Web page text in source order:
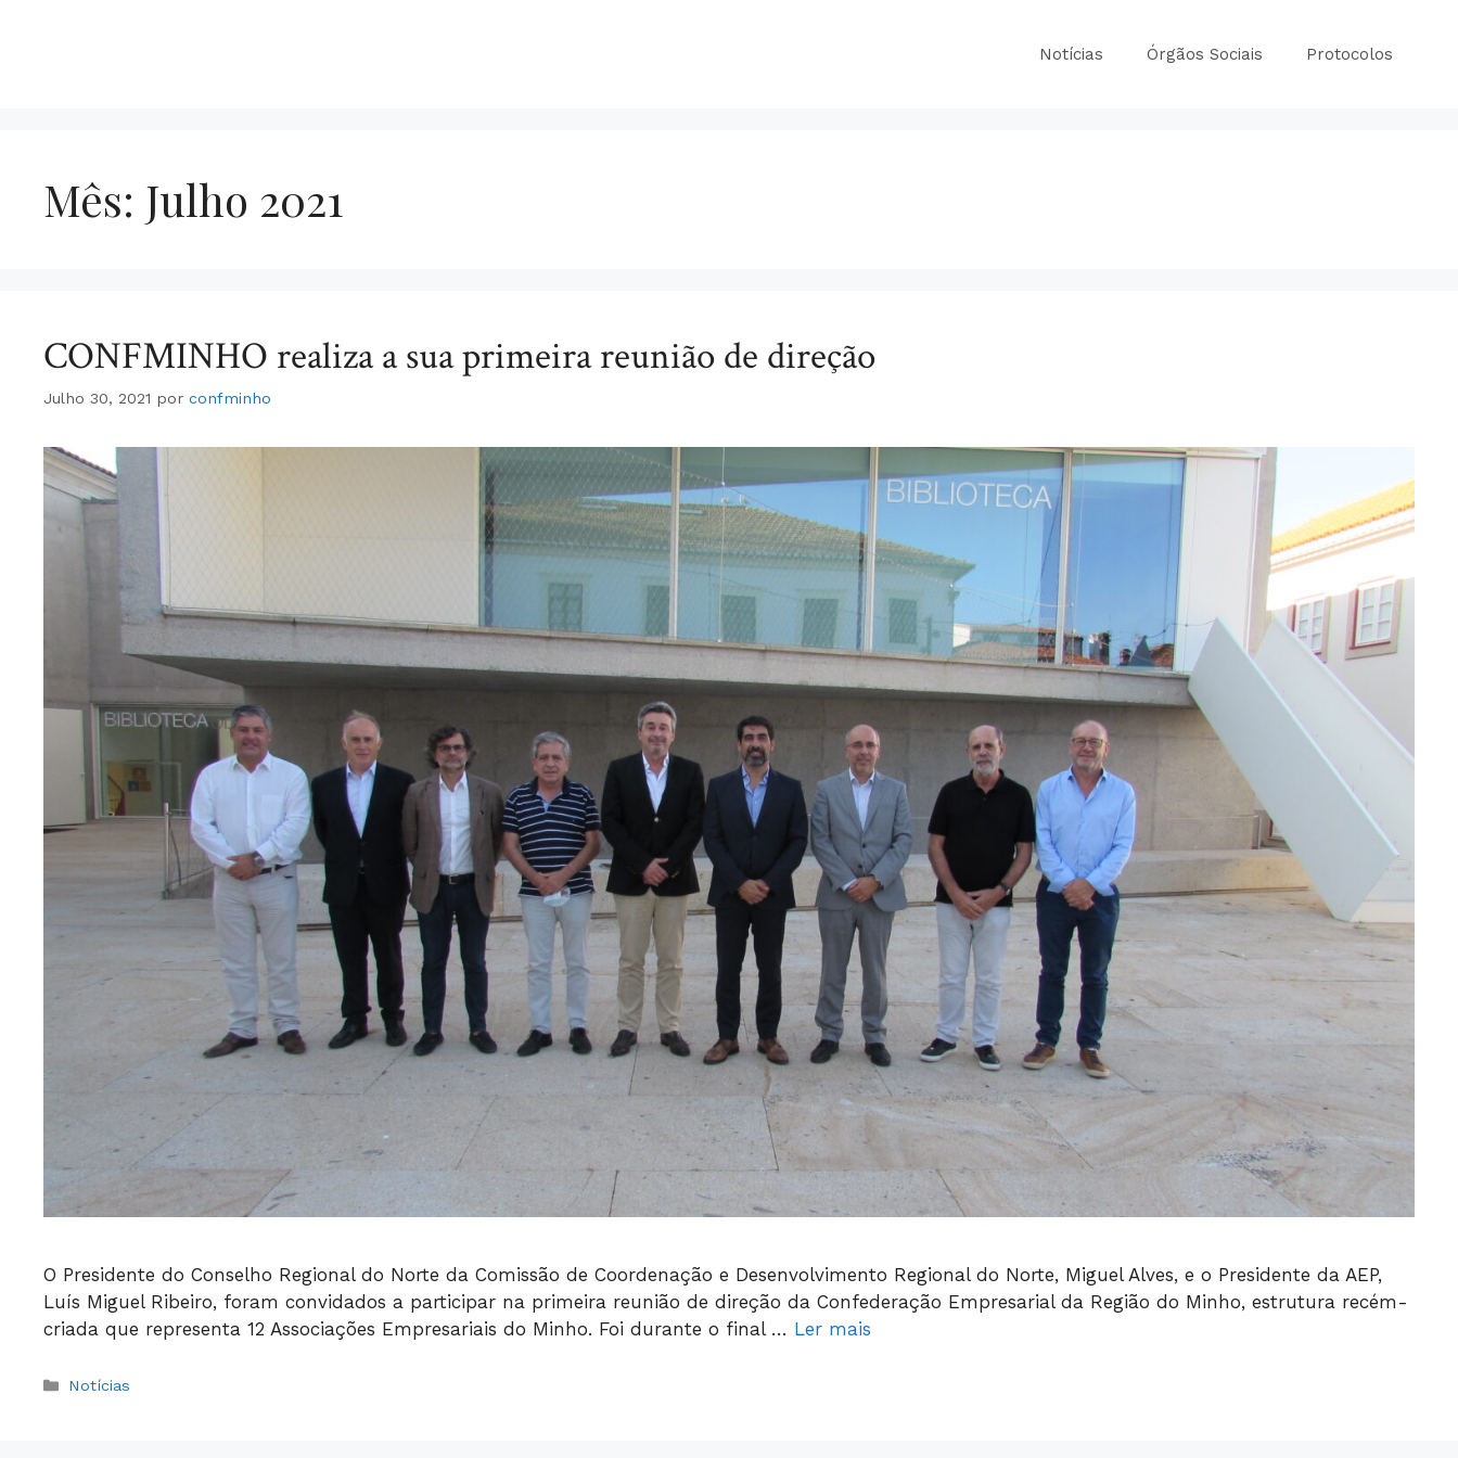
Notícias Órgãos Sociais Protocolos
Mês: Julho 2021
CONFMINHO realiza a sua primeira reunião de direção
Julho 30, 2021 por confminho
O Presidente do Conselho Regional do Norte da Comissão de Coordenação e Desenvolvimento Regional do Norte, Miguel Alves, e o Presidente da AEP,
Luís Miguel Ribeiro, foram convidados a participar na primeira reunião de direção da Confederação Empresarial da Região do Minho, estrutura recém-
criada que representa 12 Associações Empresariais do Minho. Foi durante o final … Ler mais
Categorias
Notícias